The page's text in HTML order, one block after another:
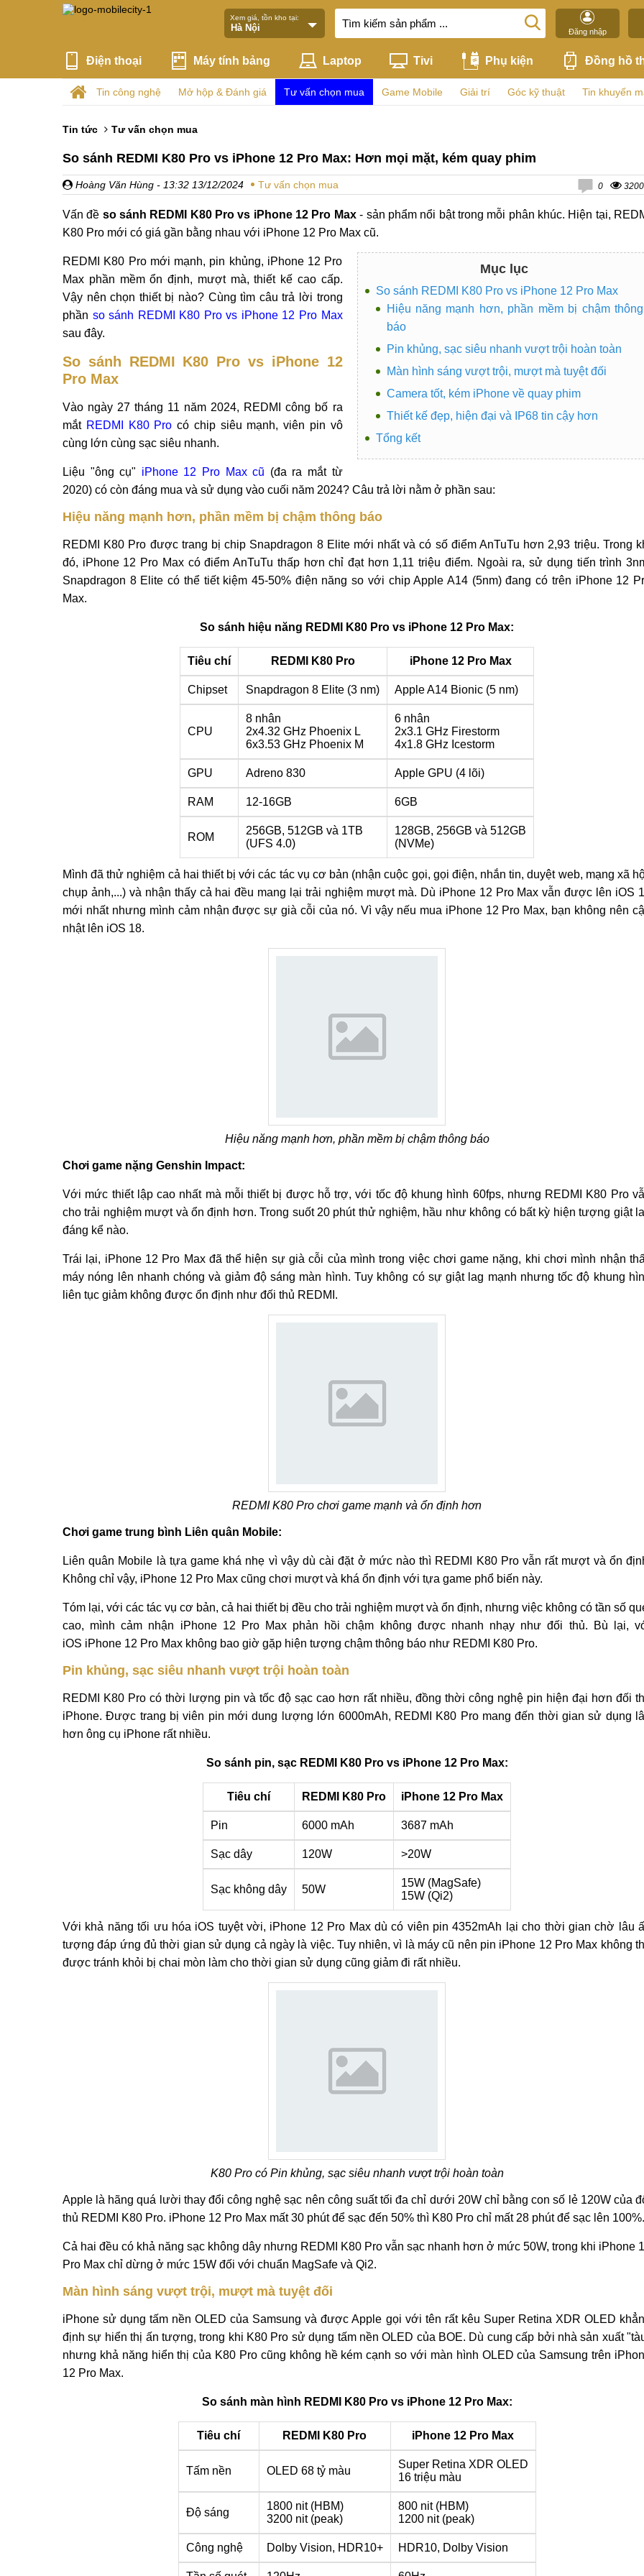
Xem giá, tồn kho tại:
Đăng nhập
Điện thoại Máy tính bảng Laptop Tivi Phụ kiện Đồng hồ
Tin công nghệ Mở hộp & Đánh giá Tư vấn chọn mua Game Mobile Giải trí Góc kỹ thuật Tin khuyến
Tin tức Tư vấn chọn mua
So sánh REDMI K80 Pro vs iPhone 12 Pro Max: Hơn mọi mặt, kém quay phim
Hoàng Văn Hùng - 13:32 13/12/2024 Tư vấn chọn mua 0 3200
Vấn đề so sánh REDMI K80 Pro vs iPhone 12 Pro Max- sản phẩm nổi bật trong mỗi phân khúc. Hiện tại,
K80 Pro mới có giá gần bằng nhau với iPhone 12 Pro Max cũ.
Mục lục
So sánh REDMI K80 Pro vs iPhone 12 Pro Max
Hiệu năng mạnh hơn, phần mềm bị chậm thông
báo
Pin khủng, sạc siêu nhanh vượt trội hoàn toàn
Màn hình sáng vượt trội, mượt mà tuyệt đối
Camera tốt, kém iPhone về quay phim
Thiết kế đẹp, hiện đại và IP68 tin cậy hơn
Tổng kết
REDMI K80 Pro mới mạnh, pin khủng, iPhone 12 Pro
Max phần mềm ổn định, mượt mà, thiết kế cao cấp.
Vậy nên chọn thiết bị nào? Cùng tìm câu trả lời trong
phần so sánh REDMI K80 Pro vs iPhone 12 Pro Max
sau đây.
So sánh REDMI K80 Pro vs iPhone 12
Pro Max
Vào ngày 27 tháng 11 năm 2024, REDMI công bố ra
mắt REDMI K80 Pro có chip siêu mạnh, viên pin vô
cùng lớn cùng sạc siêu nhanh.
Liệu "ông cụ" iPhone 12 Pro Max cũ (đa ra mắt từ
2020) có còn đáng mua và sử dụng vào cuối năm 2024? Câu trả lời nằm ở phần sau:
Hiệu năng mạnh hơn, phần mềm bị chậm thông báo
REDMI K80 Pro được trang bị chip Snapdragon 8 Elite mới nhất và có số điểm AnTuTu hơn 2,93 triệu. Trong
đó, iPhone 12 Pro Max có điểm AnTuTu thấp hơn chỉ đạt hơn 1,11 triệu điểm. Ngoài ra, sử dụng tiến trình
Snapdragon 8 Elite có thể tiết kiệm 45-50% điện năng so với chip Apple A14 (5nm) đang có trên iPhone 12
Max.
So sánh hiệu năng REDMI K80 Pro vs iPhone 12 Pro Max:
Tiêu chí REDMI K80 Pro iPhone 12 Pro Max
Chipset Snapdragon 8 Elite (3 nm) Apple A14 Bionic (5 nm)
CPU
8 nhân
2x4.32 GHz Phoenix L
6x3.53 GHz Phoenix M
6 nhân
2x3.1 GHz Firestorm
4x1.8 GHz Icestorm
GPU Adreno 830 Apple GPU (4 lõi)
RAM 12-16GB 6GB
ROM
256GB, 512GB và 1TB
(UFS 4.0)
128GB, 256GB và 512GB
(NVMe)
Mình đã thử nghiệm cả hai thiết bị với các tác vụ cơ bản (nhận cuộc gọi, gọi điện, nhắn tin, duyệt web, mạng xã
chụp ảnh,...) và nhận thấy cả hai đều mang lại trải nghiệm mượt mà. Dù iPhone 12 Pro Max vẫn được lên iOS
mới nhất nhưng mình cảm nhận được sự già cỗi của nó. Vì vậy nếu mua iPhone 12 Pro Max, bạn không nên
nhật lên iOS 18.
Hiệu năng mạnh hơn, phần mềm bị chậm thông báo
Chơi game nặng Genshin Impact:
Với mức thiết lập cao nhất mà mỗi thiết bị được hỗ trợ, với tốc độ khung hình 60fps, nhưng REDMI K80 Pro
cho trải nghiệm mượt và ổn định hơn. Trong suốt 20 phút thử nghiệm, hầu như không có bất kỳ hiện tượng giật
đáng kể nào.
Trái lại, iPhone 12 Pro Max đã thể hiện sự già cỗi của mình trong việc chơi game nặng, khi chơi mình nhận
máy nóng lên nhanh chóng và giảm độ sáng màn hình. Tuy không có sự giật lag mạnh nhưng tốc độ khung
liên tục giảm không được ổn định như đối thủ REDMI.
REDMI K80 Pro chơi game mạnh và ổn định hơn
Chơi game trung bình Liên quân Mobile:
Liên quân Mobile là tựa game khá nhẹ vì vậy dù cài đặt ở mức nào thì REDMI K80 Pro vẫn rất mượt và ổn
Không chỉ vậy, iPhone 12 Pro Max cũng chơi mượt và khá ổn định với tựa game phổ biến này.
Tóm lại, với các tác vụ cơ bản, cả hai thiết bị đều cho trải nghiệm mượt và ổn định, nhưng việc không có tần số
cao, mình cảm nhận iPhone 12 Pro Max phản hồi chậm không được nhanh nhạy như đối thủ. Bù lại,
iOS iPhone 12 Pro Max không bao giờ gặp hiện tượng chậm thông báo như REDMI K80 Pro.
Pin khủng, sạc siêu nhanh vượt trội hoàn toàn
REDMI K80 Pro có thời lượng pin và tốc độ sạc cao hơn rất nhiều, đồng thời công nghệ pin hiện đại hơn đối
iPhone. Được trang bị viên pin mới dung lượng lớn 6000mAh, REDMI K80 Pro mang đến thời gian sử dụng
hơn ông cụ iPhone rất nhiều.
So sánh pin, sạc REDMI K80 Pro vs iPhone 12 Pro Max:
Tiêu chí REDMI K80 Pro iPhone 12 Pro Max
Pin 6000 mAh 3687 mAh
Sạc dây 120W >20W
Sạc không dây 50W
15W (MagSafe)
15W (Qi2)
Với khả năng tối ưu hóa iOS tuyệt vời, iPhone 12 Pro Max dù có viên pin 4352mAh lại cho thời gian chờ lâu
tượng đáp ứng đủ thời gian sử dụng cả ngày là việc. Tuy nhiên, vì là máy cũ nên pin iPhone 12 Pro Max không
được tránh khỏi bị chai mòn làm cho thời gian sử dụng cũng giảm đi rất nhiều.
K80 Pro có Pin khủng, sạc siêu nhanh vượt trội hoàn toàn
Apple là hãng quá lười thay đổi công nghệ sạc nên công suất tối đa chỉ dưới 20W chỉ bằng con số lẻ 120W của
thủ REDMI K80 Pro. iPhone 12 Pro Max mất 30 phút để sạc đến 50% thì K80 Pro chỉ mất 28 phút để sạc lên 100%.
Cả hai đều có khả năng sạc không dây nhưng REDMI K80 Pro vẫn sạc nhanh hơn ở mức 50W, trong khi iPhone
Pro Max chỉ dừng ở mức 15W đối với chuẩn MagSafe và Qi2.
Màn hình sáng vượt trội, mượt mà tuyệt đối
iPhone sử dụng tấm nền OLED của Samsung và được Apple gọi với tên rất kêu Super Retina XDR OLED
định sự hiển thị ấn tượng, trong khi K80 Pro sử dụng tấm nền OLED của BOE. Dù cung cấp bởi nhà sản xuất
nhưng khả năng hiển thị của K80 Pro cũng không hề kém cạnh so với màn hình OLED của Samsung trên
12 Pro Max.
So sánh màn hình REDMI K80 Pro vs iPhone 12 Pro Max:
Tiêu chí REDMI K80 Pro iPhone 12 Pro Max
Tấm nền OLED 68 tỷ màu
Super Retina XDR OLED
16 triệu màu
Độ sáng
1800 nit (HBM)
3200 nit (peak)
800 nit (HBM)
1200 nit (peak)
Công nghệ Dolby Vision, HDR10+ HDR10, Dolby Vision